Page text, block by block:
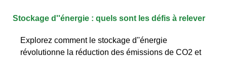
Stockage d''énergie : quels sont les défis à relever
Explorez comment le stockage d''énergie
révolutionne la réduction des émissions de CO2 et